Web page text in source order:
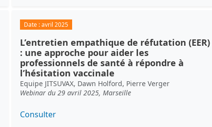
Date :avril 2025
L’entretien empathique de réfutation (EER)
: une approche pour aider les
professionnels de santé à répondre à
l’hésitation vaccinale
Equipe JITSUVAX, Dawn Holford, Pierre Verger
Webinar du 29 avril 2025, Marseille
Consulter